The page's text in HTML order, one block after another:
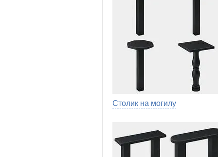
Столик на могилу